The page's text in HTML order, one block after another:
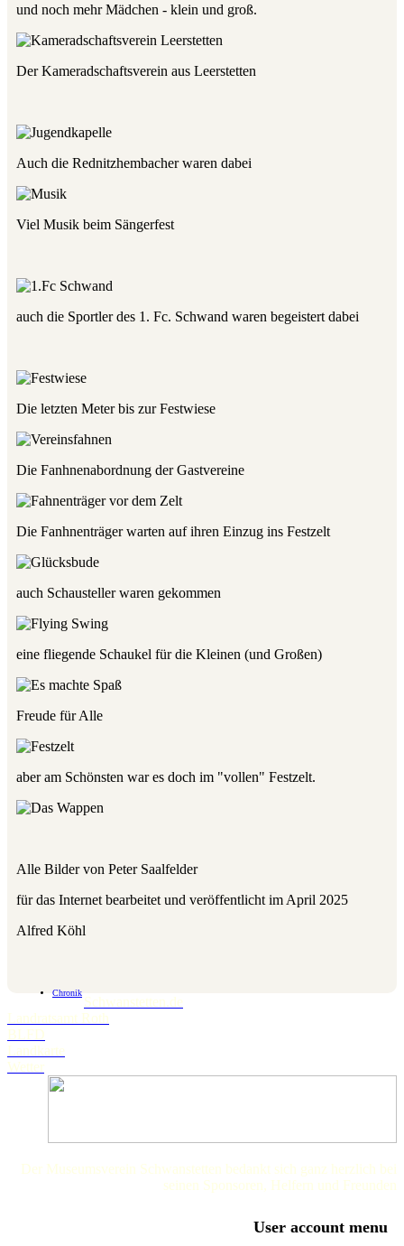
und noch mehr Mädchen - klein und groß.
Der Kameradschaftsverein aus Leerstetten
Auch die Rednitzhembacher waren dabei
Viel Musik beim Sängerfest
auch die Sportler des 1. Fc. Schwand waren begeistert dabei
Die letzten Meter bis zur Festwiese
Die Fanhnenabordnung der Gastvereine
Die Fanhnenträger warten auf ihren Einzug ins Festzelt
auch Schausteller waren gekommen
eine fliegende Schaukel für die Kleinen (und Großen)
Freude für Alle
aber am Schönsten war es doch im "vollen" Festzelt.
Alle Bilder von Peter Saalfelder
für das Internet bearbeitet und veröffentlicht im April 2025
Alfred Köhl
Chronik
Schwanstetten.de
Landratsamt Roth
BLFD
Landkarte
Wetter
Der Museumsverein Schwanstetten bedankt sich ganz herzlich bei
seinen Sponsoren, Helfern und Freunden
User account menu